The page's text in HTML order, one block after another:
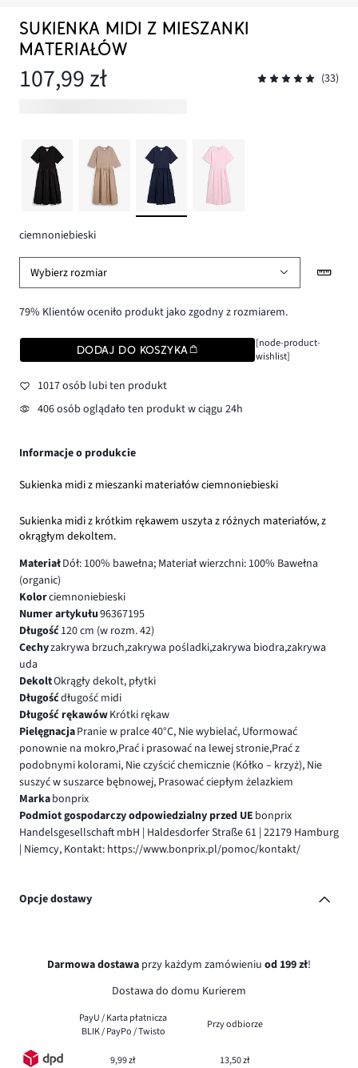
SUKIENKA MIDI Z MIESZANKI
MATERIAŁÓW
107,99 zł (33)
ciemnoniebieski
Wybierz rozmiar
79% Klientów oceniło produkt jako zgodny z rozmiarem.
DODAJ DO KOSZYKA
[node-product-
wishlist]
1017 osób lubi ten produkt
406 osób oglądało ten produkt w ciągu 24h
Informacje o produkcie
Sukienka midi z mieszanki materiałów ciemnoniebieski
Sukienka midi z krótkim rękawem uszyta z różnych materiałów, z
okrągłym dekoltem.
MateriałDół: 100% bawełna; Materiał wierzchni: 100% Bawełna
(organic)
Kolorciemnoniebieski
Numer artykułu96367195
Długość120 cm (w rozm. 42)
Cechyzakrywa brzuch,zakrywa pośladki,zakrywa biodra,zakrywa
uda
DekoltOkrągły dekolt, płytki
Długośćdługość midi
Długość rękawówKrótki rękaw
PielęgnacjaPranie w pralce 40°C, Nie wybielać, Uformować
ponownie na mokro,Prać i prasować na lewej stronie,Prać z
podobnymi kolorami, Nie czyścić chemicznie (Kółko – krzyż), Nie
suszyć w suszarce bębnowej, Prasować ciepłym żelazkiem
Markabonprix
Podmiot gospodarczy odpowiedzialny przed UE bonprix
Handelsgesellschaft mbH | Haldesdorfer Straße 61 | 22179 Hamburg
| Niemcy, Kontakt: https://www.bonprix.pl/pomoc/kontakt/
Opcje dostawy
Darmowa dostawa przy każdym zamówieniu od 199 zł!
Dostawa do domu Kurierem
PayU / Karta płatnicza
BLIK / PayPo / Twisto
Przy odbiorze
9,99 zł 13,50 zł